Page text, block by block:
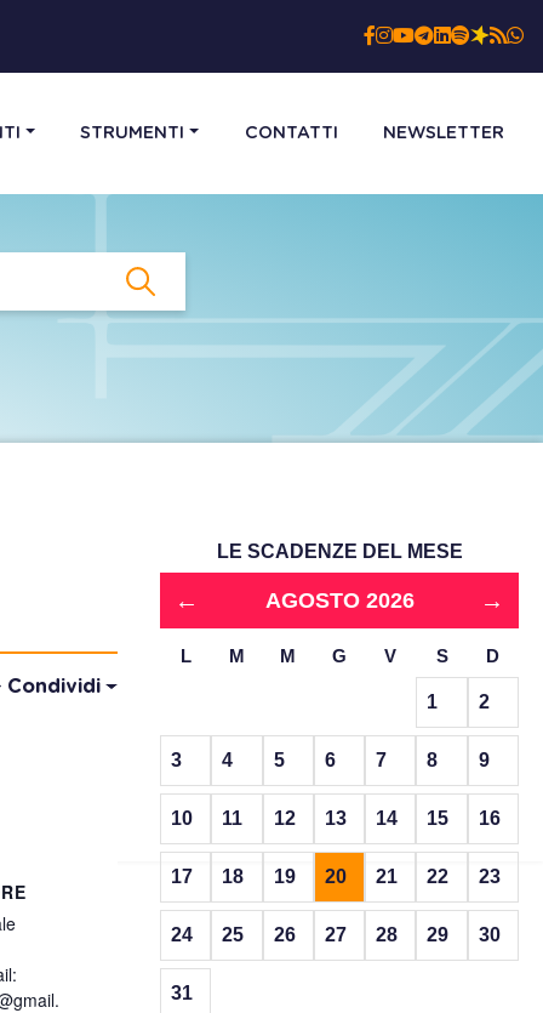
STRUMENTI CONTATTI NEWSLETTER
Condividi
LE SCADENZE DEL MESE
← AGOSTO 2026 →
L M M G V S D
1 2
3 4 5 6 7 8 9
10 11 12 13 14 15 16
17 18 19 20 21 22 23
24 25 26 27 28 29 30
31